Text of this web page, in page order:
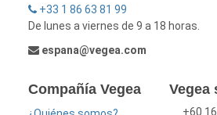
+33 1 86 63 81 99
De lunes a viernes de 9 a 18 horas.
espana@vegea.com
Compañía Vegea Vegea
+60